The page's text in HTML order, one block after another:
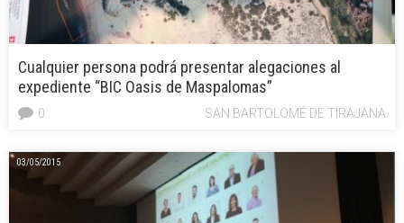
Cualquier persona podrá presentar alegaciones al
expediente “BIC Oasis de Maspalomas”
SAN BARTOLOMÉ DE TIRAJANA
0
03/05/2015